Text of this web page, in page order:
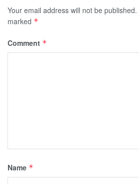
Your email address will not be published.
marked *
Comment *
Name *